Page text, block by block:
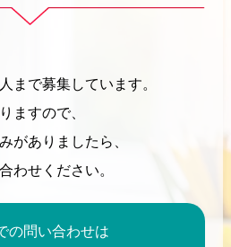
まで募集しています。
ますので、
がありましたら、
わせください。
の問い合わせは